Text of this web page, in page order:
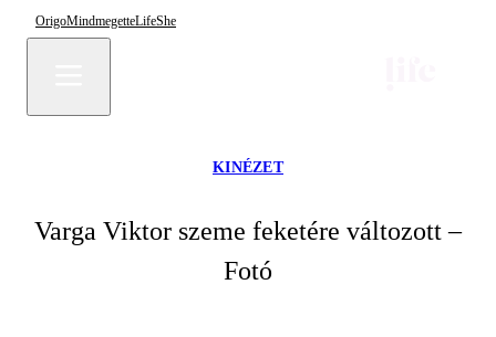
OrigoMindmegetteLifeShe
KINÉZET
Varga Viktor szeme feketére változott –
Fotó